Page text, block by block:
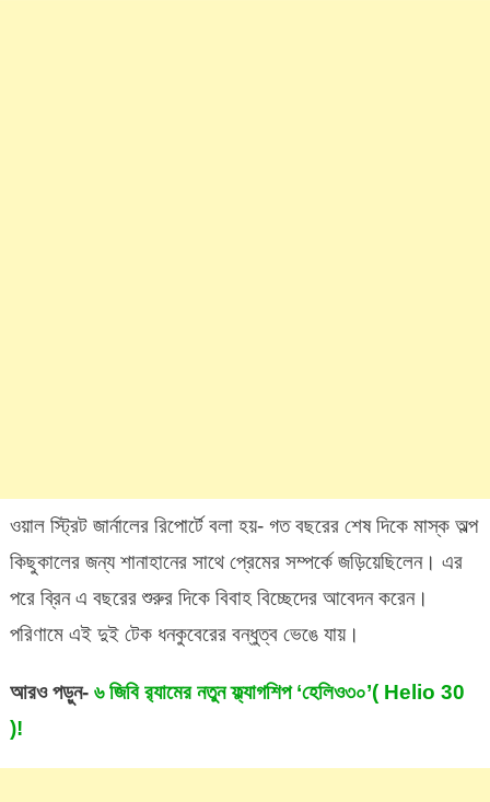
ওয়াল স্ট্রিট জার্নালের রিপোর্টে বলা হয়- গত বছরের শেষ দিকে মাস্ক অল্প
কিছুকালের জন্য শানাহানের সাথে প্রেমের সম্পর্কে জড়িয়েছিলেন। এর
পরে ব্রিন এ বছরের শুরুর দিকে বিবাহ বিচ্ছেদের আবেদন করেন।
পরিণামে এই দুই টেক ধনকুবেরের বন্ধুত্ব ভেঙে যায়।
আরও পড়ুন- ৬ জিবি র‍্যামের নতুন ফ্ল্যাগশিপ ‘হেলিও৩০’( Helio 30
)!